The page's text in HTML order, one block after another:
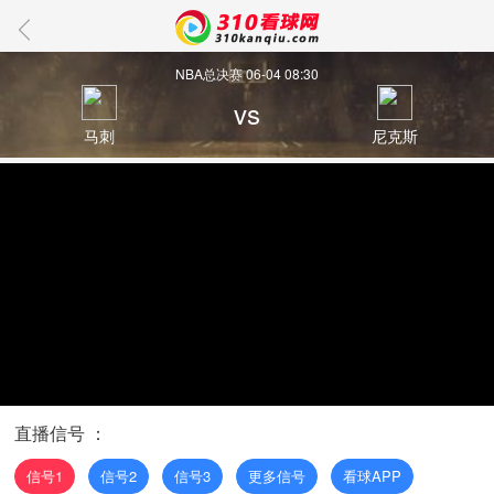
NBA总决赛 06-04 08:30
马刺
vs
尼克斯
直播信号 ：
信号1 信号2 信号3 更多信号 看球APP